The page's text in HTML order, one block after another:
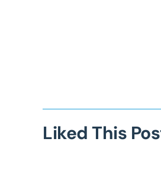
Liked This